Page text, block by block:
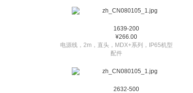
1639-200
¥266.00
电源线，2m，直头，MDX+系列，IP65机型
配件
2632-500